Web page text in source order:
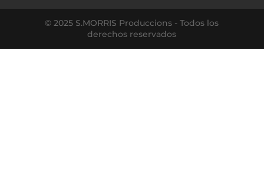
© 2025 S.MORRIS Produccions - Todos los
derechos reservados